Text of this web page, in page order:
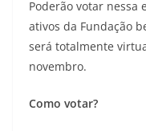
Poderão votar nessa
ativos da Fundação
será totalmente
novembro.
Como votar?